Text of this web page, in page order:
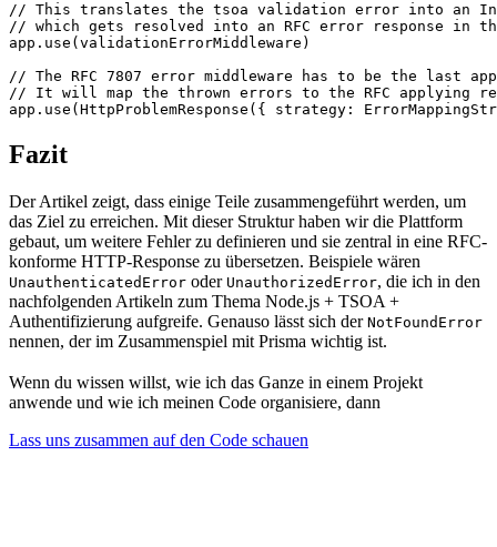
// This translates the tsoa validation error into an
// which gets resolved into an RFC error response in
app.use(validationErrorMiddleware)
// The RFC 7807 error middleware has to be the last
// It will map the thrown errors to the RFC applying
app.use(HttpProblemResponse({ strategy:
Fazit
Der Artikel zeigt, dass einige Teile zusammengeführt werden, um
das Ziel zu erreichen. Mit dieser Struktur haben wir die Plattform
gebaut, um weitere Fehler zu definieren und sie zentral in eine RFC-
konforme HTTP-Response zu übersetzen. Beispiele wären
UnauthenticatedError oder UnauthorizedError, die ich in den
nachfolgenden Artikeln zum Thema Node.js + TSOA +
Authentifizierung aufgreife. Genauso lässt sich der NotFoundError
nennen, der im Zusammenspiel mit Prisma wichtig ist.
Wenn du wissen willst, wie ich das Ganze in einem Projekt
anwende und wie ich meinen Code organisiere, dann
Lass uns zusammen auf den Code schauen